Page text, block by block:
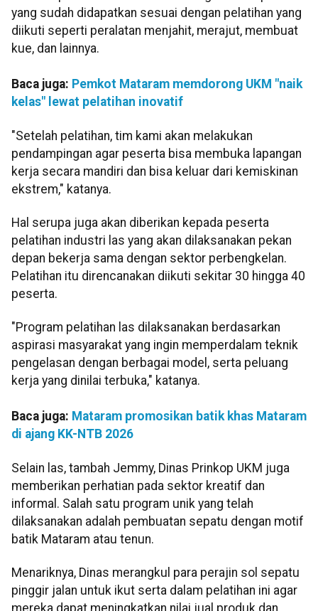
yang sudah didapatkan sesuai dengan pelatihan yang
diikuti seperti peralatan menjahit, merajut, membuat
kue, dan lainnya.
Baca juga: Pemkot Mataram memdorong UKM "naik
kelas" lewat pelatihan inovatif
"Setelah pelatihan, tim kami akan melakukan
pendampingan agar peserta bisa membuka lapangan
kerja secara mandiri dan bisa keluar dari kemiskinan
ekstrem," katanya.
Hal serupa juga akan diberikan kepada peserta
pelatihan industri las yang akan dilaksanakan pekan
depan bekerja sama dengan sektor perbengkelan.
Pelatihan itu direncanakan diikuti sekitar 30 hingga 40
peserta.
"Program pelatihan las dilaksanakan berdasarkan
aspirasi masyarakat yang ingin memperdalam teknik
pengelasan dengan berbagai model, serta peluang
kerja yang dinilai terbuka," katanya.
Baca juga: Mataram promosikan batik khas Mataram
di ajang KK-NTB 2026
Selain las, tambah Jemmy, Dinas Prinkop UKM juga
memberikan perhatian pada sektor kreatif dan
informal. Salah satu program unik yang telah
dilaksanakan adalah pembuatan sepatu dengan motif
batik Mataram atau tenun.
Menariknya, Dinas merangkul para perajin sol sepatu
pinggir jalan untuk ikut serta dalam pelatihan ini agar